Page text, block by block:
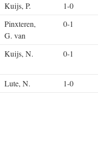
Kuijs, P.
1-0
Pinxteren,
G. van
0-1
Kuijs, N. 0-1
Lute, N. 1-0